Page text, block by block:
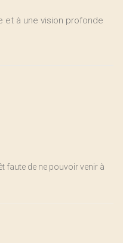
et à une vision profonde
faute de ne pouvoir venir à